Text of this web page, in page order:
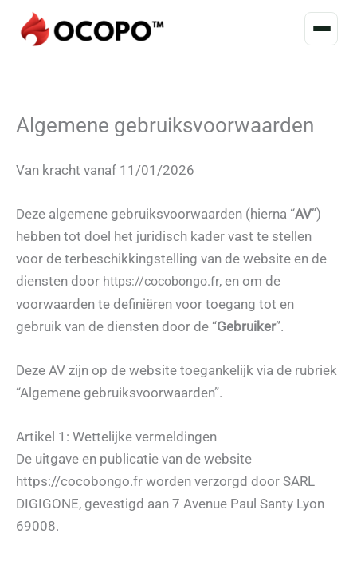
Algemene gebruiksvoorwaarden
Van kracht vanaf 11/01/2026
Deze algemene gebruiksvoorwaarden (hierna “AV”)
hebben tot doel het juridisch kader vast te stellen
voor de terbeschikkingstelling van de website en de
diensten door https://cocobongo.fr, en om de
voorwaarden te definiëren voor toegang tot en
gebruik van de diensten door de “Gebruiker”.
Deze AV zijn op de website toegankelijk via de rubriek
“Algemene gebruiksvoorwaarden”.
Artikel 1: Wettelijke vermeldingen
De uitgave en publicatie van de website
https://cocobongo.fr worden verzorgd door SARL
DIGIGONE, gevestigd aan 7 Avenue Paul Santy Lyon
69008.